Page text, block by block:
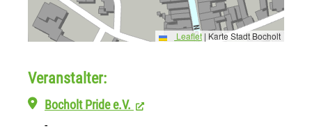
Leaflet | Karte Stadt Bocholt
Veranstalter:
Bocholt Pride e.V.
-